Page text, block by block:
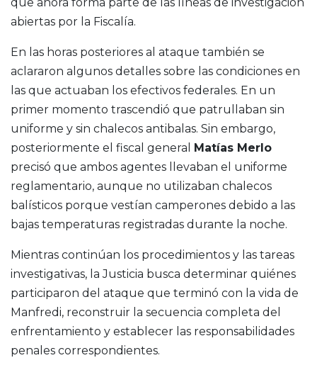
abiertas por la Fiscalía.
En las horas posteriores al ataque también se
aclararon algunos detalles sobre las condiciones en
las que actuaban los efectivos federales. En un
primer momento trascendió que patrullaban sin
uniforme y sin chalecos antibalas. Sin embargo,
posteriormente el fiscal general
Matías Merlo
precisó que ambos agentes llevaban el uniforme
reglamentario, aunque no utilizaban chalecos
balísticos porque vestían camperones debido a las
bajas temperaturas registradas durante la noche.
Mientras continúan los procedimientos y las tareas
investigativas, la Justicia busca determinar quiénes
participaron del ataque que terminó con la vida de
Manfredi, reconstruir la secuencia completa del
enfrentamiento y establecer las responsabilidades
penales correspondientes.